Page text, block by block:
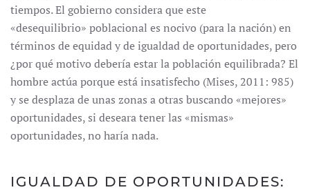
tiempos. El gobierno considera que este
«desequilibrio» poblacional es nocivo (para la nación) en
términos de equidad y de igualdad de oportunidades, pero
¿por qué motivo debería estar la población equilibrada? El
hombre actúa porque está insatisfecho (Mises, 2011: 985)
y se desplaza de unas zonas a otras buscando «mejores»
oportunidades, si deseara tener las «mismas»
oportunidades, no haría nada.
IGUALDAD DE OPORTUNIDADES: